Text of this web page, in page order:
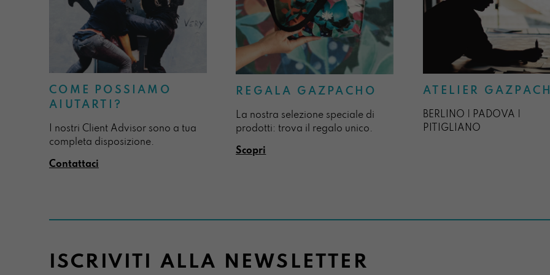
COME POSSIAMO
AIUTARTI?
I nostri Client Advisor sono a tua
completa disposizione.
Contattaci
REGALA GAZPACHO
La nostra selezione speciale di
prodotti: trova il regalo unico.
Scopri
ATELIER
BERLINO | PADOVA |
PITIGLIANO
ISCRIVITI ALLA NEWSLETTER